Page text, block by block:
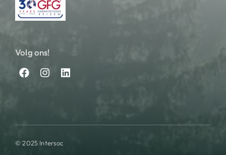
Volg ons!
© 2025 Intersoc